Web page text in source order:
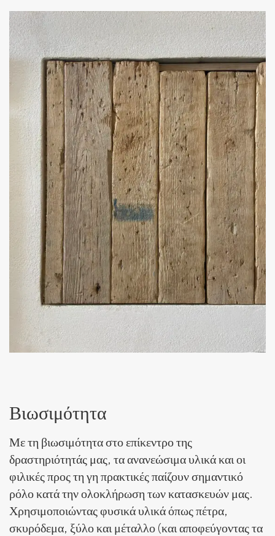
Βιωσιμότητα
Με τη βιωσιμότητα στο επίκεντρο της
δραστηριότητάς μας, τα ανανεώσιμα υλικά και οι
φιλικές προς τη γη πρακτικές παίζουν σημαντικό
ρόλο κατά την ολοκλήρωση των κατασκευών μας.
Χρησιμοποιώντας φυσικά υλικά όπως πέτρα,
σκυρόδεμα, ξύλο και μέταλλο (και αποφεύγοντας τα